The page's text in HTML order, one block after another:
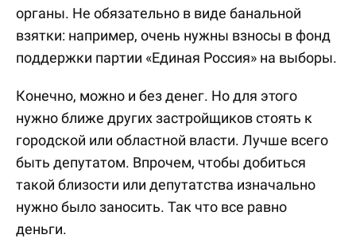
органы. Не обязательно в виде банальной
взятки: например, очень нужны взносы в фонд
поддержки партии «Единая Россия» на выборы.
Конечно, можно и без денег. Но для этого
нужно ближе других застройщиков стоять к
городской или областной власти. Лучше всего
быть депутатом. Впрочем, чтобы добиться
такой близости или депутатства изначально
нужно было заносить. Так что все равно
деньги.